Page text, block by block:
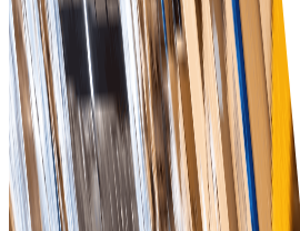
Получите представление о
запасов с помощью мощных
инструментов, которые
взвешенные решения.